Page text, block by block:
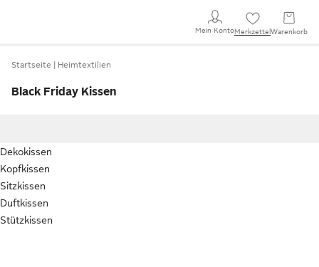
Mein KontoMerkzettel Warenkorb
Startseite Heimtextilien
Black Friday Kissen
Dekokissen
Kopfkissen
Sitzkissen
Duftkissen
Stützkissen